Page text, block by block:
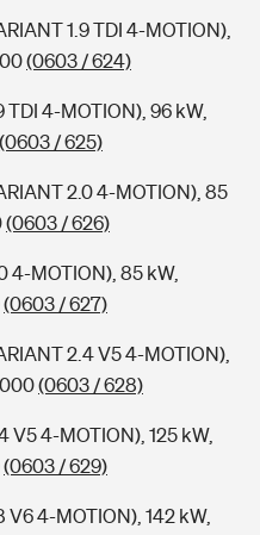
1.9 TDI 4-MOTION),
(0603 / 624)
TDI 4-MOTION), 96 kW,
(0603 / 625)
2.0 4-MOTION), 85
(0603 / 626)
4-MOTION), 85 kW,
(0603 / 627)
2.4 V5 4-MOTION),
(0603 / 628)
V5 4-MOTION), 125 kW,
(0603 / 629)
V6 4-MOTION), 142 kW,